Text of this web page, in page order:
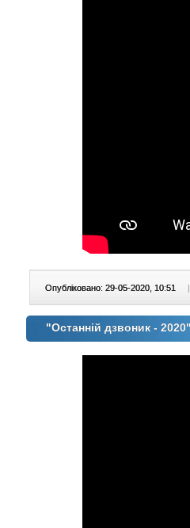
Опубліковано: 29-05-2020, 10:51 |
"Останній дзвоник -